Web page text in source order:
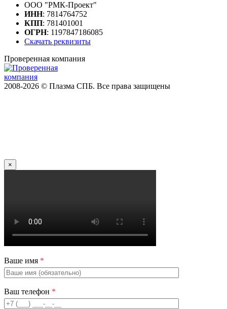
ООО "РМК-Проект"
ИНН: 7814764752
КПП: 781401001
ОГРН: 1197847186085
Скачать реквизиты
Проверенная компания
2008-2026 © Плазма СПБ. Все права защищены
×
Ваше имя *
Ваш телефон *